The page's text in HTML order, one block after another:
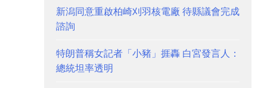
新潟同意重啟柏崎刈羽核電廠 待縣議會完成
諮詢
特朗普稱女記者「小豬」捱轟 白宮發言人：
總統坦率透明